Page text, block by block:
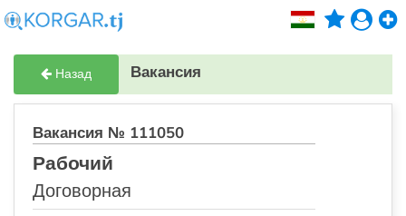
Назад Вакансия
Вакансия № 111050
Рабочий
Договорная